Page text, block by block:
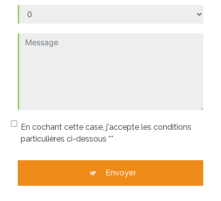
En cochant cette case, j'accepte les conditions
particulières ci-dessous **
Envoyer